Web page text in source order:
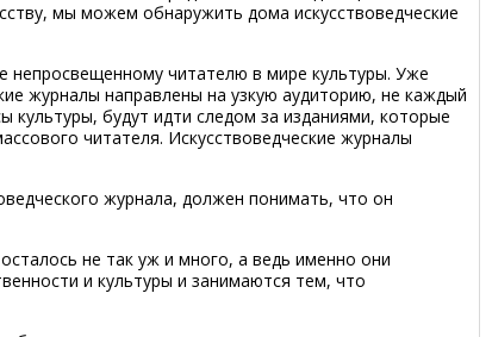
мы можем обнаружить дома искусствоведческие
непросвещенному читателю в мире культуры. Уже
журналы направлены на узкую аудиторию, не каждый
культуры, будут идти следом за изданиями, которые
читателя. Искусствоведческие журналы
журнала, должен понимать, что он
не так уж и много, а ведь именно они
и культуры и занимаются тем, что